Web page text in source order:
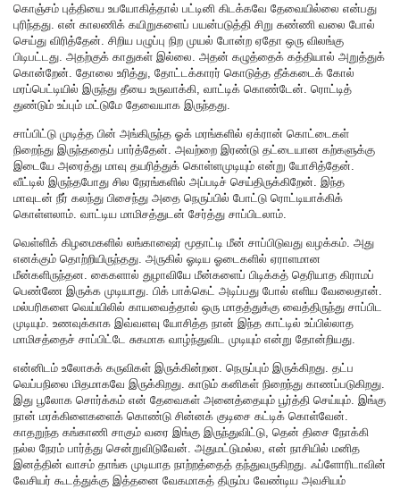
கொஞ்சம் புத்தியை உபயோகித்தால் பட்டினி கிடக்கவே தேவையில்லை என்பது
புரிந்தது. என் காலணிக் கயிறுகளைப் பயன்படுத்தி சிறு கண்ணி வலை போல்
செய்து விரித்தேன். சிறிய பழுப்பு நிற முயல் போன்ற ஏதோ ஒரு விலங்கு
பிடிபட்டது. அதற்குக் காதுகள் இல்லை. அதன் கழுத்தைக் கத்தியால் அறுத்துக்
கொன்றேன். தோலை உரித்து, தோட்டக்காரர் கொடுத்த தீக்கடைக் கோல்
மரப்பெட்டியில் இருந்து தீயை உருவாக்கி, வாட்டிக் கொண்டேன். ரொட்டித்
துண்டும் உப்பும் மட்டுமே தேவையாக இருந்தது.
சாப்பிட்டு முடித்த பின் அங்கிருந்த ஓக் மரங்களில் ஏக்ரான் கொட்டைகள்
நிறைந்து இருந்ததைப் பார்த்தேன். அவற்றை இரண்டு தட்டையான கற்களுக்கு
இடையே அரைத்து மாவு தயரித்துக் கொள்ளமுடியும் என்று யோசித்தேன்.
வீட்டில் இருந்தபோது சில நேரங்களில் அப்படிச் செய்திருக்கிறேன். இந்த
மாவுடன் நீர் கலந்து பிசைந்து அதை நெருப்பில் போட்டு ரொட்டியாக்கிக்
கொள்ளலாம். வாட்டிய மாமிசத்துடன் சேர்த்து சாப்பிடலாம்.
வெள்ளிக் கிழமைகளில் லங்காஷைர் மூதாட்டி மீன் சாப்பிடுவது வழக்கம். அது
எனக்கும் தொற்றியிருந்தது. அருகில் ஓடிய ஓடைகளில் ஏராளமான
மீன்களிருந்தன. கைகளால் துழாவியே மீன்களைப் பிடிக்கத் தெரியாத கிராமப்
பெண்ணே இருக்க முடியாது. பிக் பாக்கெட் அடிப்பது போல் எளிய வேலைதான்.
மல்பரிகளை வெய்யிலில் காயவைத்தால் ஒரு மாதத்துக்கு வைத்திருந்து சாப்பிட
முடியும். உணவுக்காக இவ்வளவு யோசித்த நான் இந்த காட்டில் உப்பில்லாத
மாமிசத்தைச் சாப்பிட்டே சுகமாக வாழ்ந்துவிட முடியும் என்று தோன்றியது.
என்னிடம் உலோகக் கருவிகள் இருக்கின்றன. நெருப்பும் இருக்கிறது. தட்ப
வெப்பநிலை மிதமாகவே இருக்கிறது. காடும் கனிகள் நிறைந்து காணப்படுகிறது.
இது பூலோக சொர்க்கம் என் தேவைகள் அனைத்தையும் பூர்த்தி செய்யும். இங்கு
நான் மரக்கிளைகளைக் கொண்டு சின்னக் குடிசை கட்டிக் கொள்வேன்.
காதறுந்த கங்காணி சாகும் வரை இங்கு இருந்துவிட்டு, தென் திசை நோக்கி
நல்ல நேரம் பார்த்து சென்றுவிடுவேன். அதுமட்டுமல்ல, என் நாசியில் மனித
இனத்தின் வாசம் தாங்க முடியாத நாற்றத்தைத் தந்துவருகிறது. ஃப்ளோரிடாவின்
வேசியர் கூடத்துக்கு இத்தனை வேகமாகத் திரும்ப வேண்டிய அவசியம்